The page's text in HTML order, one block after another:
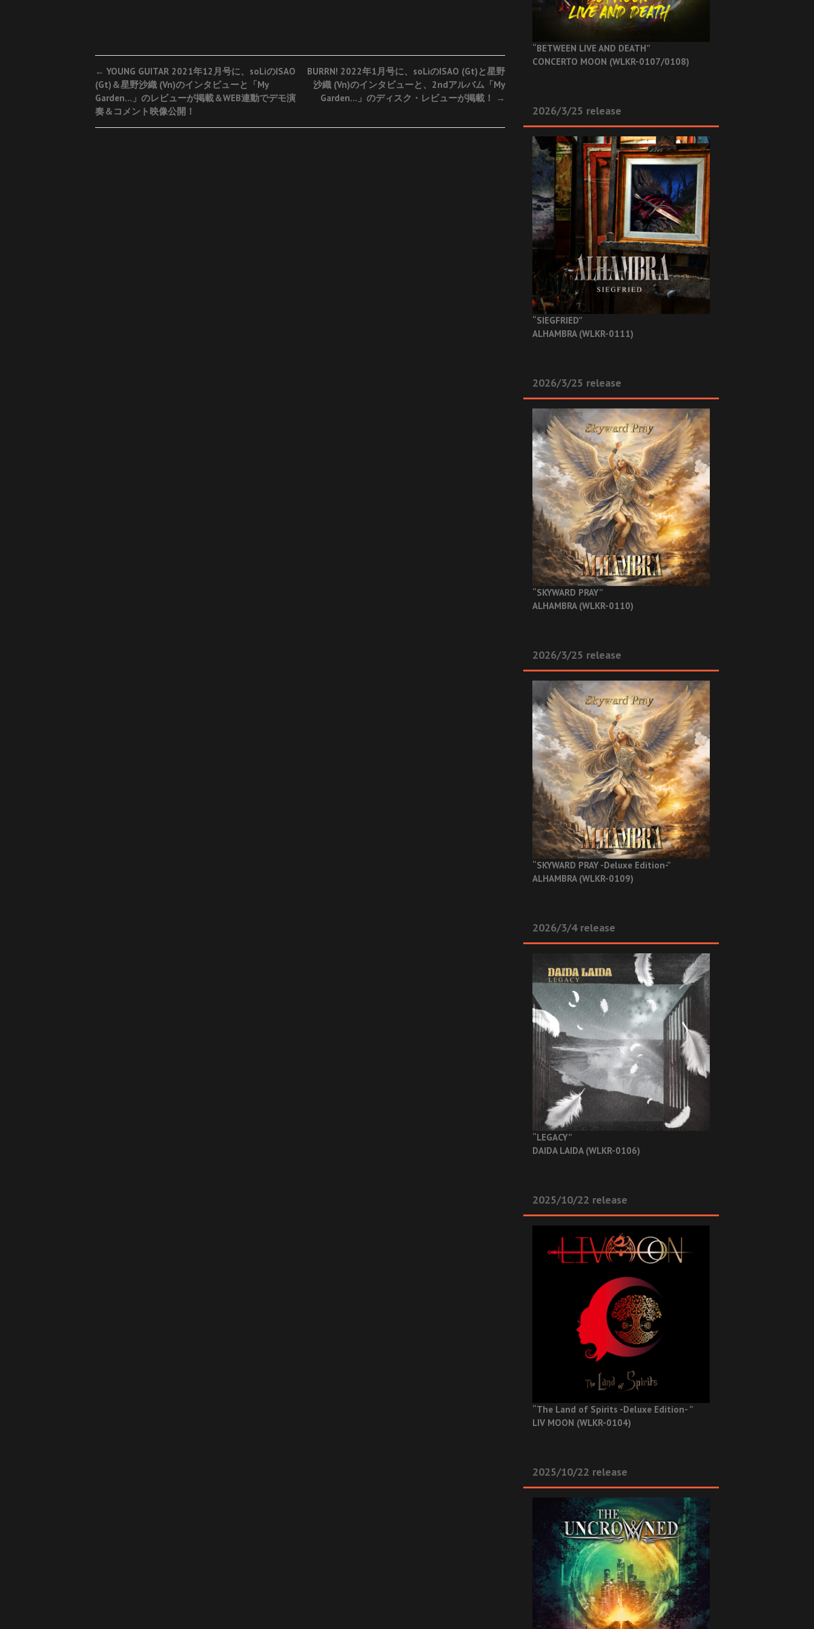
Post
navigation
← YOUNG GUITAR 2021年12月号に、soLiのISAO
(Gt)＆星野沙織 (Vn)のインタビューと「My
Garden…」のレビューが掲載＆WEB連動でデモ演
奏＆コメント映像公開！
BURRN! 2022年1月号に、soLiのISAO (Gt)と星野
沙織 (Vn)のインタビューと、2ndアルバム「My
Garden…」のディスク・レビューが掲載！
→
“BETWEEN LIVE AND DEATH”
CONCERTO MOON (WLKR-0107/0108)
2026/3/25 release
“SIEGFRIED”
ALHAMBRA (WLKR-0111)
2026/3/25 release
“SKYWARD PRAY”
ALHAMBRA (WLKR-0110)
2026/3/25 release
“SKYWARD PRAY -Deluxe Edition-”
ALHAMBRA (WLKR-0109)
2026/3/4 release
“LEGACY”
DAIDA LAIDA (WLKR-0106)
2025/10/22 release
“The Land of Spirits -Deluxe Edition- ”
LIV MOON (WLKR-0104)
2025/10/22 release